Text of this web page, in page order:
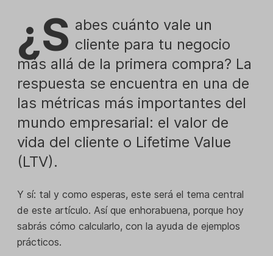
¿S abes cuánto vale un
cliente para tu negocio
más allá de la primera compra? La
respuesta se encuentra en una de
las métricas más importantes del
mundo empresarial: el valor de
vida del cliente o Lifetime Value
(LTV).
Y sí: tal y como esperas, este será el tema central
de este artículo. Así que enhorabuena, porque hoy
sabrás cómo calcularlo, con la ayuda de ejemplos
prácticos.